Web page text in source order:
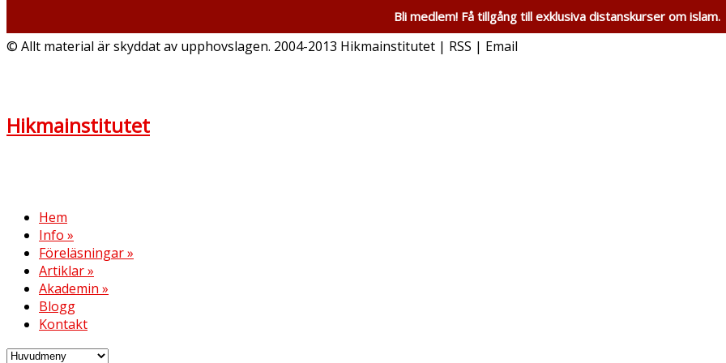
© Allt material är skyddat av upphovslagen. 2004-2013 Hikmainstitutet | RSS | Email
Hikmainstitutet
Hem
Info »
Föreläsningar»
Artiklar»
Akademin »
Blogg
Kontakt
Bli medlem! Få tillgång till exklusiva distanskurser om islam.